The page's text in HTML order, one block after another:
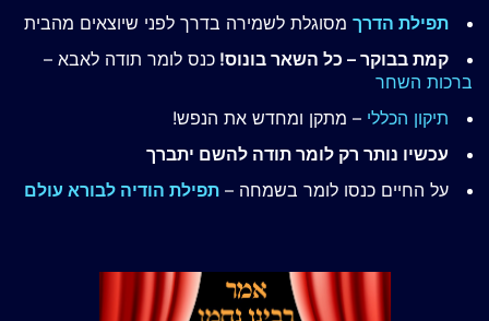
תפילת הדרך מסוגלת לשמירה בדרך לפני שיוצאים מהבית
קמת בבוקר – כל השאר בונוס! כנס לומר תודה לאבא –
ברכות השחר
תיקון הכללי – מתקן ומחדש את הנפש!
עכשיו נותר רק לומר תודה להשם יתברך
על החיים כנסו לומר בשמחה – תפילת הודיה לבורא עולם